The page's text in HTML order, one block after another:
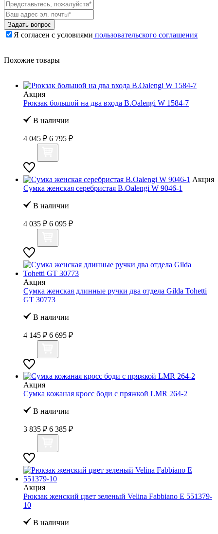
Задать вопрос
Я согласен с условиями пользовательского соглашения
Похожие товары
Акция
Рюкзак большой на два входа B.Oalengi W 1584-7
В наличии
4 045 ₽ 6 795 ₽
Акция
Сумка женская серебристая B.Oalengi W 9046-1
В наличии
4 035 ₽ 6 095 ₽
Акция
Сумка женская длинные ручки два отдела Gilda Tohetti
GT 30773
В наличии
4 145 ₽ 6 695 ₽
Акция
Сумка кожаная кросс боди с пряжкой LMR 264-2
В наличии
3 835 ₽ 6 385 ₽
Акция
Рюкзак женский цвет зеленый Velina Fabbiano E 551379-
10
В наличии